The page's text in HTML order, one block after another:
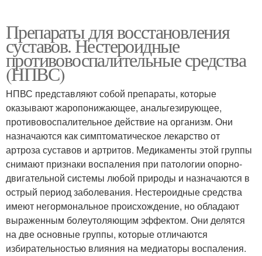
Препараты для восстановления
суставов. Нестероидные
противовоспалительные средства
(НПВС)
НПВС представляют собой препараты, которые
оказывают жаропонижающее, анальгезирующее,
противовоспалительное действие на организм. Они
назначаются как симптоматическое лекарство от
артроза суставов и артритов. Медикаменты этой группы
снимают признаки воспаления при патологии опорно-
двигательной системы любой природы и назначаются в
острый период заболевания. Нестероидные средства
имеют негормональное происхождение, но обладают
выраженным болеутоляющим эффектом. Они делятся
на две основные группы, которые отличаются
избирательностью влияния на медиаторы воспаления.